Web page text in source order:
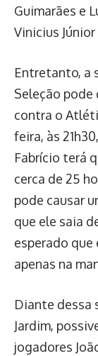
Guimarães e
Vinicius
Entretanto, a
Seleção pode
contra o
feira, às
Fabrício terá
cerca de 25
pode causar
que ele saia
esperado
apenas na
Diante dessa
Jardim,
jogadores